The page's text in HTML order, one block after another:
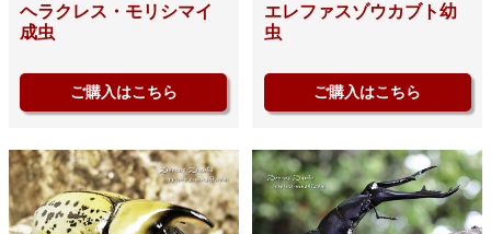
ヘラクレス・モリシマイ
成虫
ご購入はこちら
エレファスゾウカブト幼
虫
ご購入はこちら